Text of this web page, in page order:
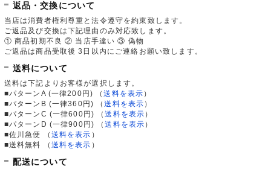
返品・交換について
当店は消費者権利尊重と法令遵守を約束致します。
ご返品及び交換は下記理由のみ対応致します。
① 商品初期不良 ② 当店手違い ③ 偽物
ご返品は商品受取後 3日以内にご連絡お願い致します。
送料について
送料は下記よりお客様が選択します。
■パターンA (一律200円)
（送料を表示 ）
■パターンB (一律360円)
（送料を表示 ）
■パターンC (一律600円)
（送料を表示 ）
■パターンD (一律900円)
（送料を表示 ）
■佐川急便
（ 送料を表示 ）
■送料無料
（ 送料を表示 ）
配送について